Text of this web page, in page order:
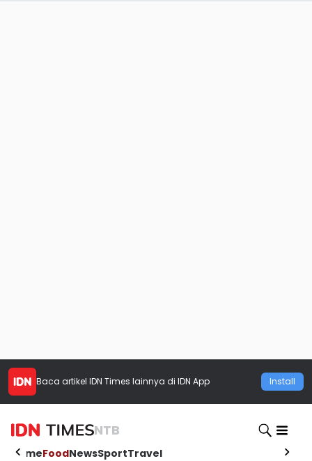
Baca artikel IDN Times lainnya di IDN App Install
NTB
HomeFoodNewsSportTravel